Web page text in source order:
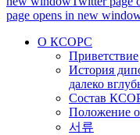
page opens in new
О КСОРС
Приветствие
История
далеко
Состав
Положение
서류